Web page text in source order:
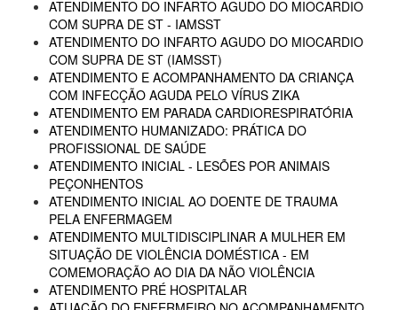
ATENDIMENTO DO INFARTO AGUDO DO MIOCARDIO
COM SUPRA DE ST - IAMSST
ATENDIMENTO DO INFARTO AGUDO DO MIOCARDIO
COM SUPRA DE ST (IAMSST)
ATENDIMENTO E ACOMPANHAMENTO DA CRIANÇA
COM INFECÇÃO AGUDA PELO VÍRUS ZIKA
ATENDIMENTO EM PARADA CARDIORESPIRATÓRIA
ATENDIMENTO HUMANIZADO: PRÁTICA DO
PROFISSIONAL DE SAÚDE
ATENDIMENTO INICIAL - LESÕES POR ANIMAIS
PEÇONHENTOS
ATENDIMENTO INICIAL AO DOENTE DE TRAUMA
PELA ENFERMAGEM
ATENDIMENTO MULTIDISCIPLINAR A MULHER EM
SITUAÇÃO DE VIOLÊNCIA DOMÉSTICA - EM
COMEMORAÇÃO AO DIA DA NÃO VIOLÊNCIA
ATENDIMENTO PRÉ HOSPITALAR